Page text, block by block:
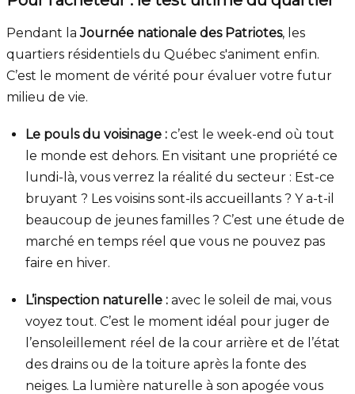
Pendant laJournée nationale des Patriotes, les
quartiers résidentiels du Québec s'animent enfin.
C’est le moment de vérité pour évaluer votre futur
milieu de vie.
Le pouls du voisinage : c’est le week-end où tout
le monde est dehors. En visitant une propriété ce
lundi-là, vous verrez la réalité du secteur : Est-ce
bruyant ? Les voisins sont-ils accueillants ? Y a-t-il
beaucoup de jeunes familles ? C’est une étude de
marché en temps réel que vous ne pouvez pas
faire en hiver.
L’inspection naturelle : avec le soleil de mai, vous
voyez tout. C’est le moment idéal pour juger de
l’ensoleillement réel de la cour arrière et de l’état
des drains ou de la toiture après la fonte des
neiges. La lumière naturelle à son apogée vous